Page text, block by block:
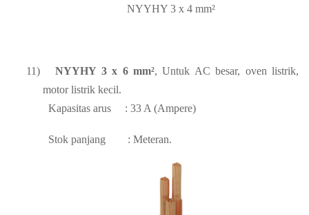
NYYHY 3 x 4 mm²
11) NYYHY 3 x 6 mm², Untuk AC besar, oven listrik,
motor listrik kecil.
Kapasitas arus
: 33 A (Ampere)
Stok panjang : Meteran.